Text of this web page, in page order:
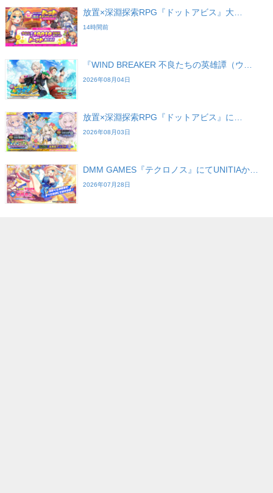
放置×深淵探索RPG『ドットアビス』大…
14時間前
『WIND BREAKER 不良たちの英雄譚（ウ…
2026年08月04日
放置×深淵探索RPG『ドットアビス』に…
2026年08月03日
DMM GAMES『テクロノス』にてUNITIAか…
2026年07月28日